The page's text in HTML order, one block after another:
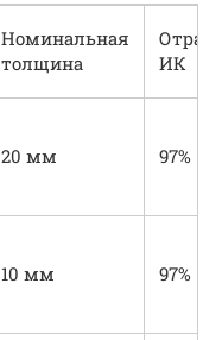
Номинальная
толщина
ИК
20 мм 97%
10 мм 97%